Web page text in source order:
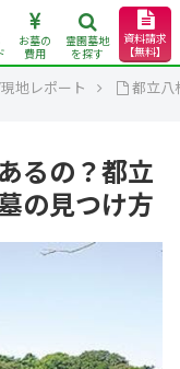
お墓の
費用
霊園墓地
を探す
資料請求
【無料】
地レポート 都立八
るの？都立
の見つけ方